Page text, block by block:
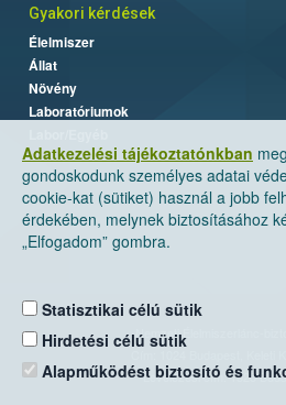
Adatkezelési tájékoztatónkban
gondoskodunk személyes adatai
cookie-kat (sütiket) használ a jobb
érdekében, melynek biztosításához
„Elfogadom” gombra.
Statisztikai célú sütik
Hirdetési célú sütik
Alapműködést biztosító és
Gyakori kérdések
Élelmiszer
Állat
Növény
Laboratóriumok
Nemzeti Élelmiszerlánc-
Levelezési cím: 1525